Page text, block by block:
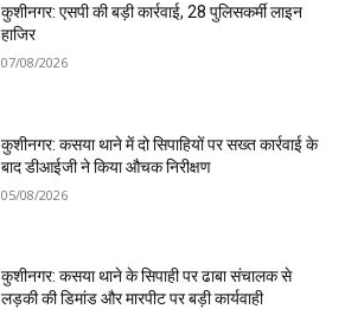
कुशीनगर: एसपी की बड़ी कार्रवाई, 28 पुलिसकर्मी लाइन
हाजिर
07/08/2026
कुशीनगर: कसया थाने में दो सिपाहियों पर सख्त कार्रवाई के
बाद डीआईजी ने किया औचक निरीक्षण
05/08/2026
कुशीनगर: कसया थाने के सिपाही पर ढाबा संचालक से
लड़की की डिमांड और मारपीट पर बड़ी कार्यवाही